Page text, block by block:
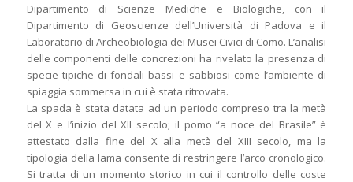
Dipartimento di Scienze Mediche e Biologiche, con il
Dipartimento di Geoscienze dell’Università di Padova e il
Laboratorio di Archeobiologia dei Musei Civici di Como. L’analisi
delle componenti delle concrezioni ha rivelato la presenza di
specie tipiche di fondali bassi e sabbiosi come l’ambiente di
spiaggia sommersa in cui è stata ritrovata.
La spada è stata datata ad un periodo compreso tra la metà
del X e l’inizio del XII secolo; il pomo “a noce del Brasile” è
attestato dalla fine del X alla metà del XIII secolo, ma la
tipologia della lama consente di restringere l’arco cronologico.
Si tratta di un momento storico in cui il controllo delle coste